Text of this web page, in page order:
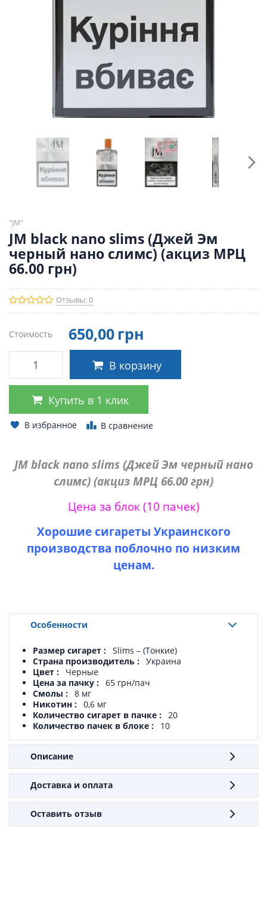
"JM"
JM black nano slims (Джей Эм
черный нано слимс) (акциз МРЦ
66.00 грн)
Отзывы: 0
Стоимость 650,00 грн
В корзину
Купить в 1 клик
В избранное В сравнение
JM black nano slims (Джей Эм черный нано
слимс) (акциз МРЦ 66.00 грн)
Цена за блок (10 пачек)
Хорошие сигареты Украинского
производства поблочно по низким
ценам.
Особенности
Размер сигарет
Slims – (Тонкие)
Страна производитель
Украина
Цвет
Черные
Цена за пачку
65 грн/пач
Смолы
8 мг
Никотин
0,6 мг
Количество сигарет в пачке
20
Количество пачек в блоке
10
Описание
Доставка и оплата
Оставить отзыв